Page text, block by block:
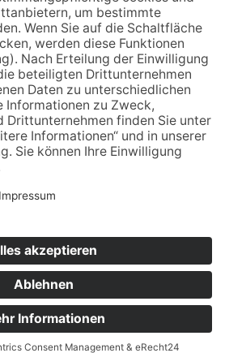
Jetzt Spenden!
/ Spenden
Impressum
- Interessenvertretung u.
Selbsthilfe
in Thüringen e.V.